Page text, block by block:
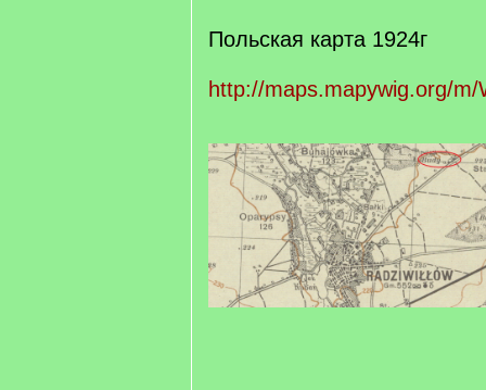
Польская карта 1924г
http://maps.mapywig.org/